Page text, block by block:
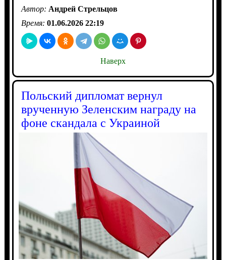
Автор: Андрей Стрельцов
Время: 01.06.2026 22:19
Наверх
Польский дипломат вернул
врученную Зеленским награду на
фоне скандала с Украиной